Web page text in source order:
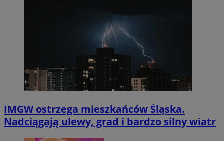
IMGW ostrzega mieszkańców Śląska.
Nadciągają ulewy, grad i bardzo silny wiatr